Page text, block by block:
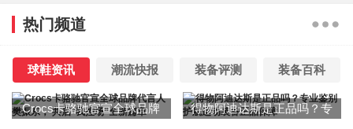
热门频道
球鞋资讯 潮流快报 装备评测 装备百科
Crocs卡骆驰官宣全球品牌
得物阿迪达斯是正品吗？专